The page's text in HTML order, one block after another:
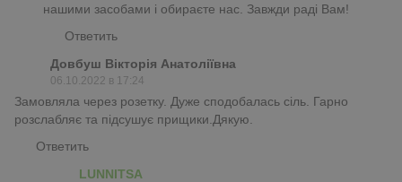
нашими засобами і обираєте нас. Завжди раді Вам!
Ответить
Довбуш Вікторія Анатоліївна
06.10.2022 в 17:24
Замовляла через розетку. Дуже сподобалась сіль. Гарно
розслабляє та підсушує прищики.Дякую.
Ответить
LUNNITSA